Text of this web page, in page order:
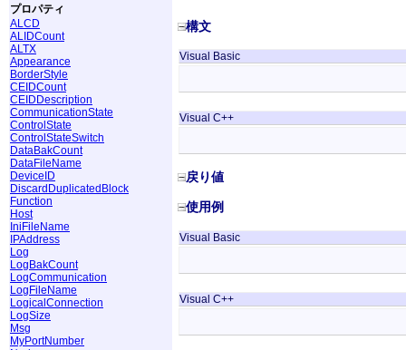
プロパティ
ALCD
ALIDCount
ALTX
Appearance
BorderStyle
CEIDCount
CEIDDescription
CommunicationState
ControlState
ControlStateSwitch
DataBakCount
DataFileName
DeviceID
DiscardDuplicatedBlock
Function
Host
IniFileName
IPAddress
Log
LogBakCount
LogCommunication
LogFileName
LogicalConnection
LogSize
Msg
MyPortNumber
構文
Visual Basic
Visual C++
戻り値
使用例
Visual Basic
Visual C++